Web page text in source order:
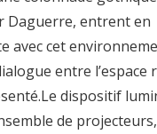
Daguerre, entrent en
avec cet
entre l’espace
dispositif
de projecteurs,